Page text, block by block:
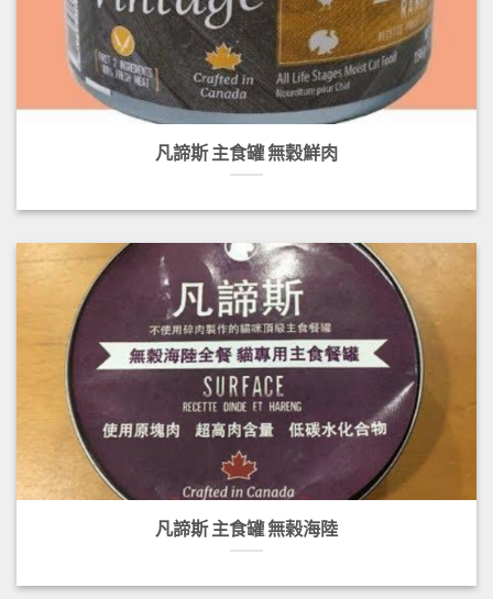
凡諦斯 主食罐 無穀鮮肉
凡諦斯 主食罐 無榖海陸